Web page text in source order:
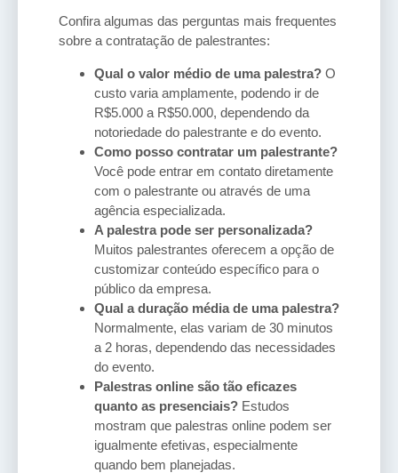
Confira algumas das perguntas mais frequentes
sobre a contratação de palestrantes:
Qual o valor médio de uma palestra? O
custo varia amplamente, podendo ir de
R$5.000 a R$50.000, dependendo da
notoriedade do palestrante e do evento.
Como posso contratar um palestrante?
Você pode entrar em contato diretamente
com o palestrante ou através de uma
agência especializada.
A palestra pode ser personalizada?
Muitos palestrantes oferecem a opção de
customizar conteúdo específico para o
público da empresa.
Qual a duração média de uma palestra?
Normalmente, elas variam de 30 minutos
a 2 horas, dependendo das necessidades
do evento.
Palestras online são tão eficazes
quanto as presenciais? Estudos
mostram que palestras online podem ser
igualmente efetivas, especialmente
quando bem planejadas.